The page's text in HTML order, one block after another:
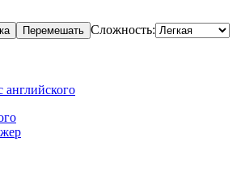
Перемешать Сложность: